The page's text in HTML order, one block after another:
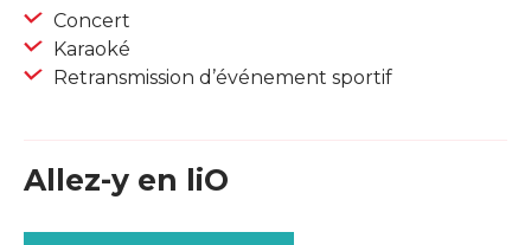
Concert
Karaoké
Retransmission d’événement sportif
Allez-y en liO